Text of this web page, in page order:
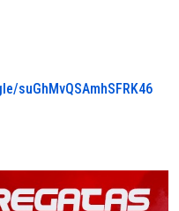
suGhMvQSAmhSFRK46